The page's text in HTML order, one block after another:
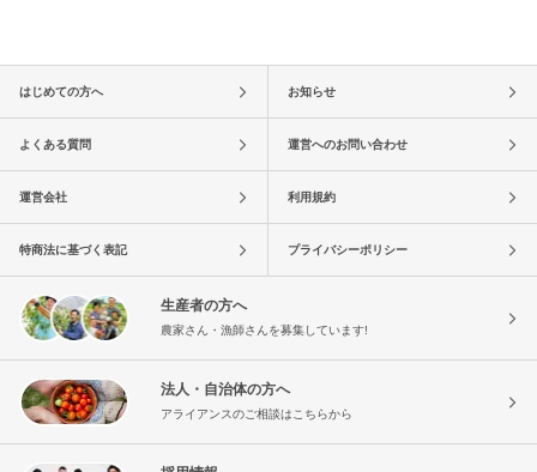
はじめての方へ お知らせ
よくある質問 運営へのお問い合わせ
運営会社 利用規約
特商法に基づく表記 プライバシーポリシー
生産者の方へ
農家さん・漁師さんを募集しています!
法人・自治体の方へ
アライアンスのご相談はこちらから